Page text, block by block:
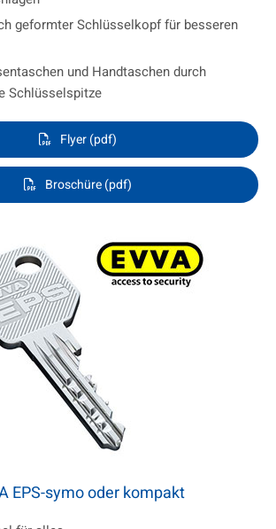
geformter Schlüsselkopf für besseren
und Handtaschen durch
Schlüsselspitze
Flyer (pdf)
Broschüre (pdf)
EPS-symo oder kompakt